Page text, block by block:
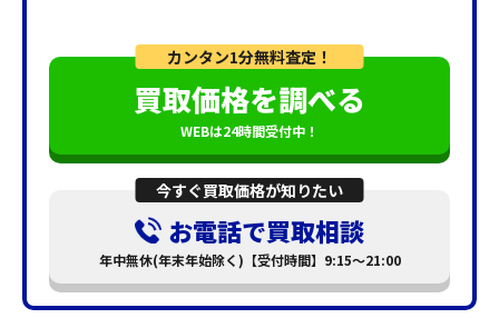
カンタン1分無料査定！
買取価格を調べる
WEBは24時間受付中！
今すぐ買取価格が知りたい
お電話で買取相談
年中無休(年末年始除く)【受付時間】9:15～21:00